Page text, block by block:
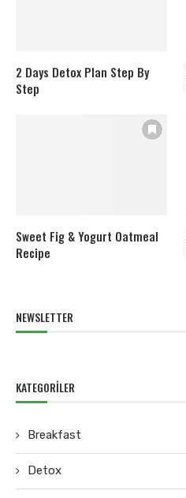
2 Days Detox Plan Step By
Step
Sweet Fig & Yogurt Oatmeal
Recipe
NEWSLETTER
KATEGORILER
Breakfast
Detox